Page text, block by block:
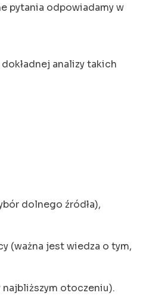
pytania odpowiadamy w
analizy takich
dolnego źródła),
(ważna jest wiedza o tym,
najbliższym otoczeniu).